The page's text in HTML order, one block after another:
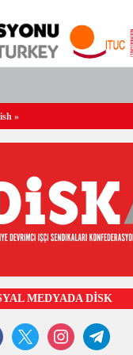
»
MEDYADA DİSK
x instagramtelegram